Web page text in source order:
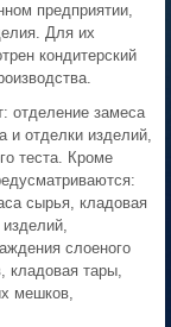
предприятии,
Для их
кондитерский
отделение замеса
и отделки изделий,
теста. Кроме
сырья, кладовая
слоеного
кладовая тары,
мешков,